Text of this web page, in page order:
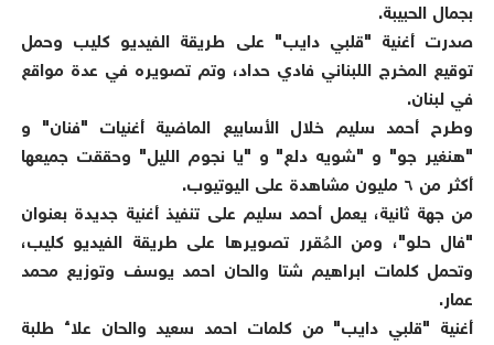
بجمال الحبيبة.
صدرت أغنية "قلبي دايب" على طريقة الفيديو كليب وحمل
توقيع المخرج اللبناني فادي حداد، وتم تصويره في عدة مواقع
في لبنان.
وطرح أحمد سليم خلال الأسابيع الماضية أغنيات "فنان" و
"هنغير جو" و "شويه دلع" و "يا نجوم الليل" وحققت جميعها
أكثر من ٦ مليون مشاهدة على اليوتيوب.
من جهة ثانية، يعمل أحمد سليم على تنفيذ أغنية جديدة بعنوان
"فال حلو"، ومن المُقرر تصويرها على طريقة الفيديو كليب،
وتحمل كلمات ابراهيم شتا والحان احمد يوسف وتوزيع محمد
عمار.
أغنية "قلبي دايب" من كلمات احمد سعيد والحان علاء طلبة